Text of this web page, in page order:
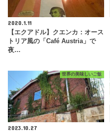
2020.1.11
【エクアドル】クエンカ：オース
トリア風の「Café Austria」で
夜…
世界の美味しいご飯
2023.10.27